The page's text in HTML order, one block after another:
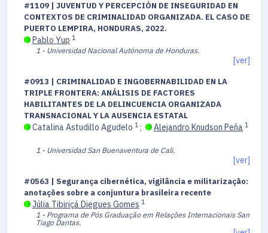
#1109 | JUVENTUD Y PERCEPCIÓN DE INSEGURIDAD EN
CONTEXTOS DE CRIMINALIDAD ORGANIZADA. EL CASO DE
PUERTO LEMPIRA, HONDURAS, 2022.
Pablo Yup 1
1 - Universidad Nacional Autónoma de Honduras.
[ver]
#0913 | CRIMINALIDAD E INGOBERNABILIDAD EN LA
TRIPLE FRONTERA: ANÁLISIS DE FACTORES
HABILITANTES DE LA DELINCUENCIA ORGANIZADA
TRANSNACIONAL Y LA AUSENCIA ESTATAL
Catalina Astudillo Agudelo 1 ; Alejandro Knudson Peña 1
1 - Universidad San Buenaventura de Cali.
[ver]
#0563 | Segurança cibernética, vigilância e militarização:
anotações sobre a conjuntura brasileira recente
Júlia Tibiriçá Diegues Gomes 1
1 - Programa de Pós Graduação em Relações Internacionais San
Tiago Dantas.